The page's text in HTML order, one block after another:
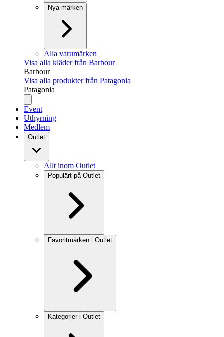
Nya märken
Alla varumärken
Visa alla kläder från Barbour
Barbour
Visa alla produkter från Patagonia
Patagonia
Event
Uthyrning
Medlem
Outlet
Allt inom Outlet
Populärt på Outlet
Favoritmärken i Outlet
Kategorier i Outlet